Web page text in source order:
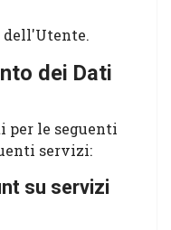
dell'Utente.
dei Dati
per le seguenti
servizi:
su servizi